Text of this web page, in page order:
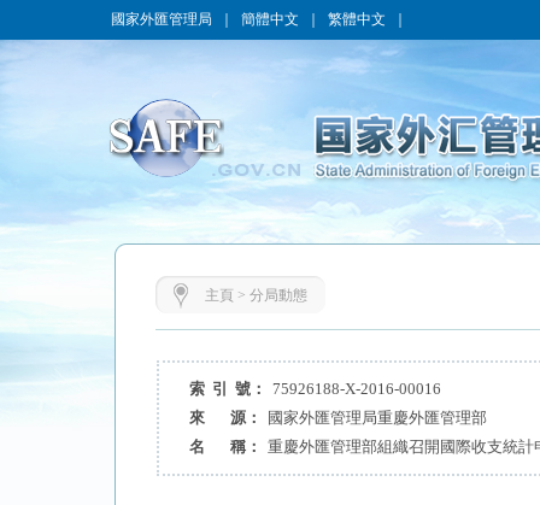
國家外匯管理局 簡體中文 繁體中文
主頁 > 分局動態
索 引 號：
75926188-X-2016-00016
來 源：
國家外匯管理局重慶外匯管理部
名 稱：
重慶外匯管理部組織召開國際收支統計